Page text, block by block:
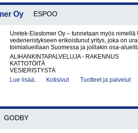
Oy ESPOO
Uretek-Elastomer Oy – tunnetaan myös
vedeneristykseen erikoistunut yritys, joka on
toimialueillaan Suomessa ja joillakin osa-
ALIHANKINTAPALVELUJA - RAKENNUS
KATTOTÖITÄ
VESIERISTYSTÄ
Lue lisää..
Kotisivut Tuotteet ja palvelut
GODBY